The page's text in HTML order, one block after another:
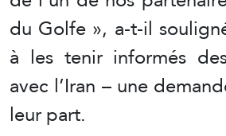
du Golfe », a-t-il
à les tenir informés
avec l’Iran – une
leur part.